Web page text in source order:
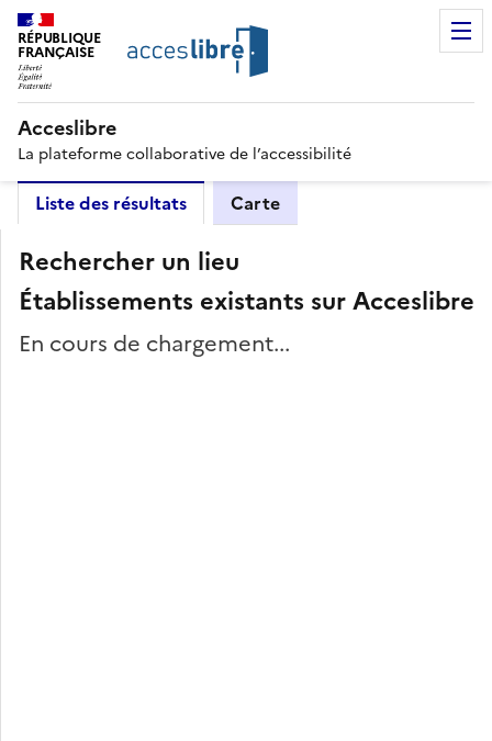
RÉPUBLIQUE
FRANÇAISE
Acceslibre
La plateforme collaborative de l’accessibilité
Liste des résultats Carte
Rechercher un lieu
Établissements existants sur Acceslibre
En cours de chargement...